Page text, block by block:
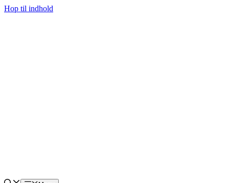
Hop til indhold